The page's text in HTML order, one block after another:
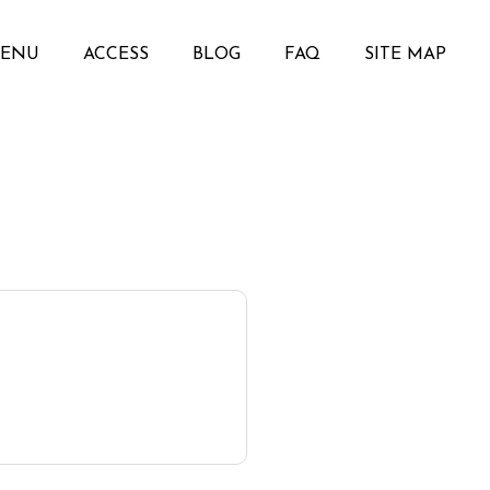
ACCESS BLOG FAQ SITE MAP